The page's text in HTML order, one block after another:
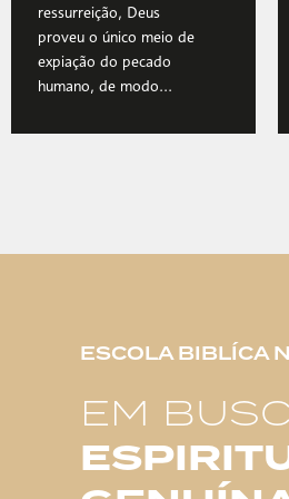
ressurreição, Deus
proveu o único meio de
expiação do pecado
humano, de modo...
ESCOLA BIBLÍCA
EM